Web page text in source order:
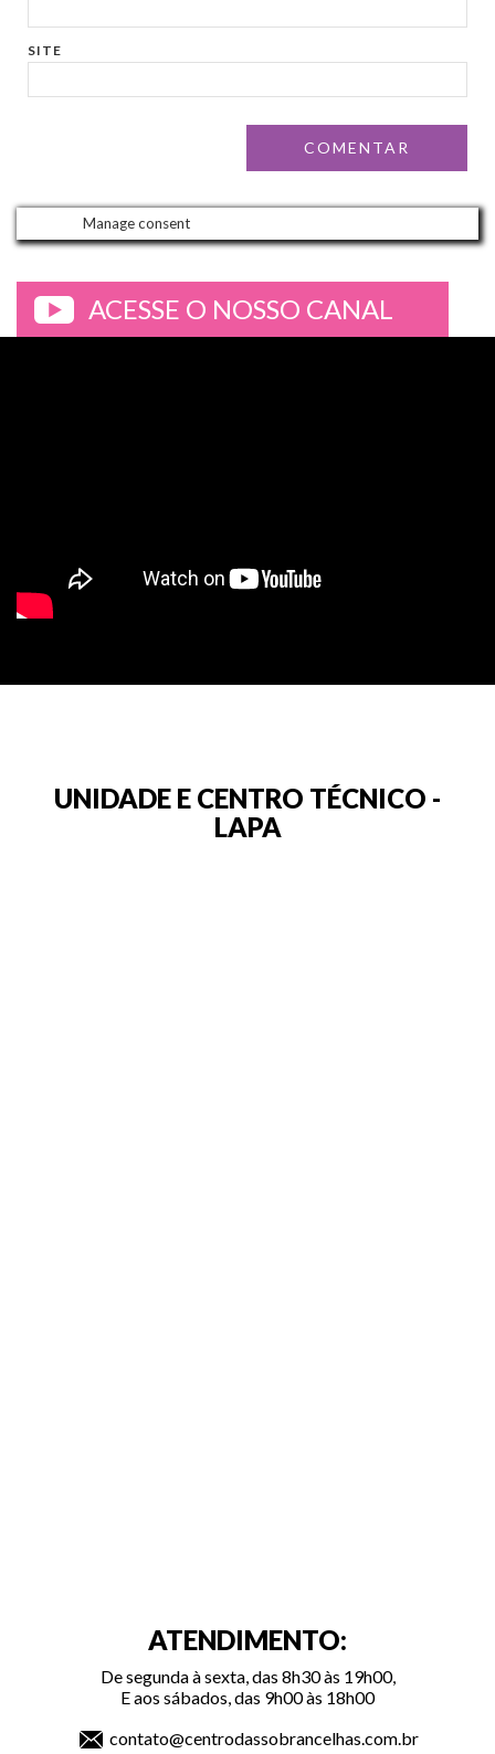
SITE
Manage consent
ACESSE O NOSSO CANAL
UNIDADE E CENTRO TÉCNICO -
LAPA
ATENDIMENTO:
De segunda à sexta, das 8h30 às 19h00,
E aos sábados, das 9h00 às 18h00
contato@centrodassobrancelhas.com.br